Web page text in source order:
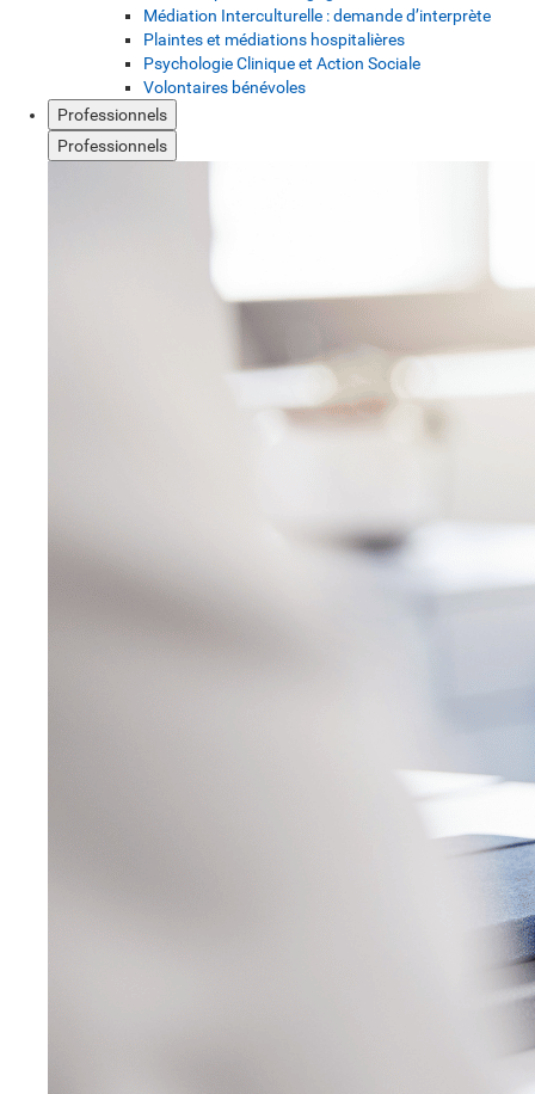
Médiation Interculturelle : demande d’interprète
Plaintes et médiations hospitalières
Psychologie Clinique et Action Sociale
Volontaires bénévoles
Professionnels
Professionnels